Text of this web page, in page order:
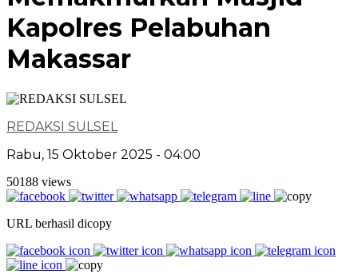
Kapolres Pelabuhan
Makassar
REDAKSI SULSEL
Rabu, 15 Oktober 2025 - 04:00
50188 views
URL berhasil dicopy